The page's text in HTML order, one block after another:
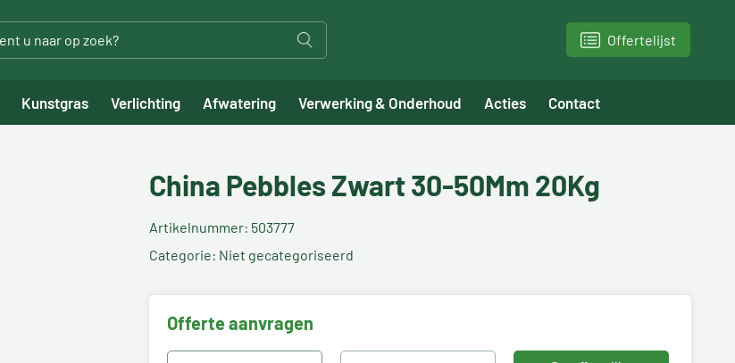
Offertelijst
Kunstgras Verlichting Afwatering Verwerking & Onderhoud Acties Contact
China Pebbles Zwart 30-50Mm 20Kg
Artikelnummer: 503777
Categorie: Niet gecategoriseerd
Offerte aanvragen